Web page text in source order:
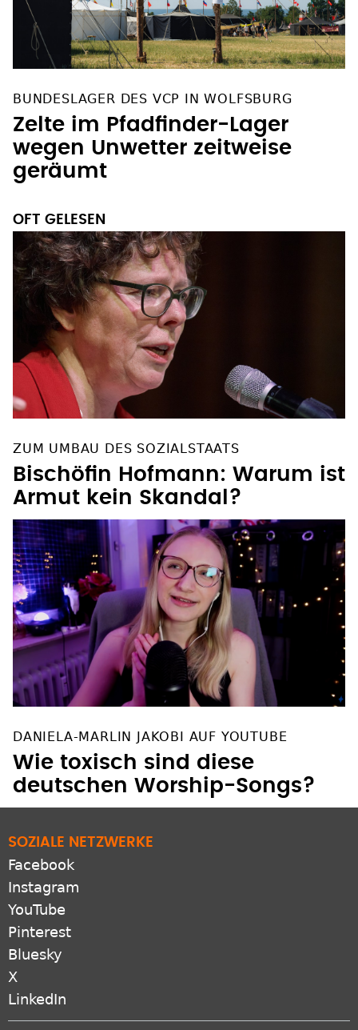
BUNDESLAGER DES VCP IN WOLFSBURG
Zelte im Pfadfinder-Lager
wegen Unwetter zeitweise
geräumt
OFT GELESEN
ZUM UMBAU DES SOZIALSTAATS
Bischöfin Hofmann: Warum ist
Armut kein Skandal?
DANIELA-MARLIN JAKOBI AUF YOUTUBE
Wie toxisch sind diese
deutschen Worship-Songs?
SOZIALE NETZWERKE
Facebook
Instagram
YouTube
Pinterest
Bluesky
X
LinkedIn